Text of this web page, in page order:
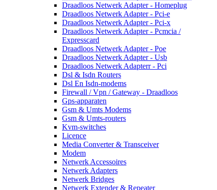
Draadloos Netwerk Adapter - Homeplug
Draadloos Netwerk Adapter - Pci-e
Draadloos Netwerk Adapter - Pci-x
Draadloos Netwerk Adapter - Pcmcia /
Expresscard
Draadloos Netwerk Adapter - Poe
Draadloos Netwerk Adapter - Usb
Draadloos Netwerk Adapterr - Pci
Dsl & Isdn Routers
Dsl En Isdn-modems
Firewall / Vpn / Gateway - Draadloos
Gps-apparaten
Gsm & Umts Modems
Gsm & Umts-routers
Kvm-switches
Licence
Media Converter & Transceiver
Modem
Netwerk Accessoires
Netwerk Adapters
Netwerk Bridges
Netwerk Extender & Repeater